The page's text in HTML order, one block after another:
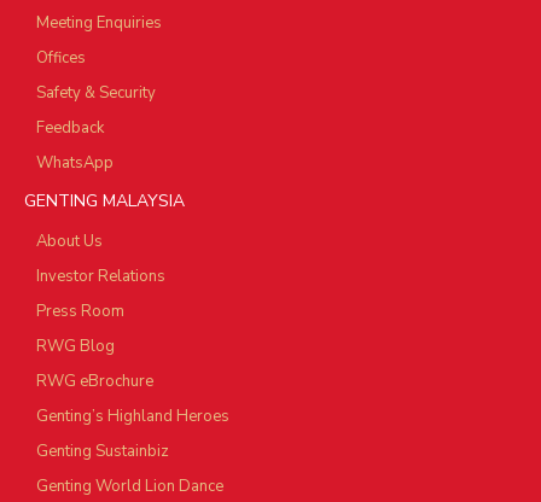
Meeting Enquiries
Offices
Safety & Security
Feedback
WhatsApp
GENTING MALAYSIA
About Us
Investor Relations
Press Room
RWG Blog
RWG eBrochure
Genting’s Highland Heroes
Genting Sustainbiz
Genting World Lion Dance